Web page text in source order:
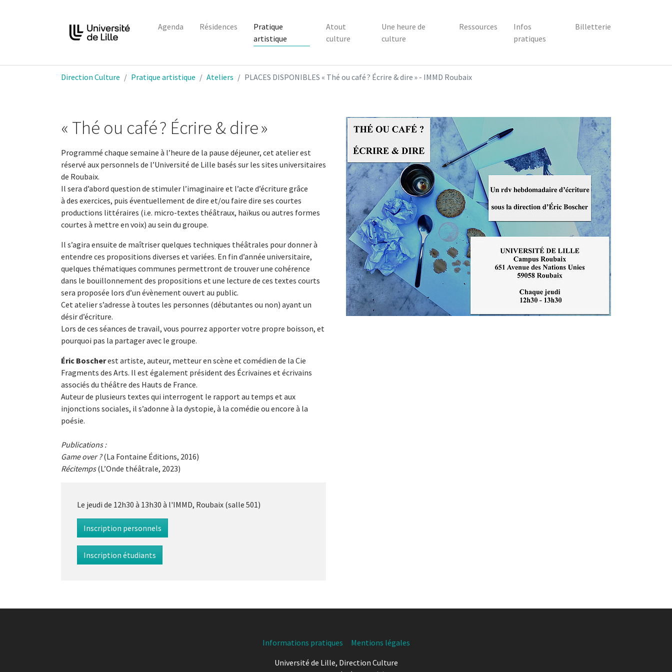
Agenda Résidences
Pratique
artistique
Atout
culture
Une heure de
culture
Ressources
Infos
pratiques
Billetterie
Direction Culture Pratique artistique Ateliers PLACES DISPONIBLES « Thé ou café ? Écrire & dire » - IMMD Roubaix
« Thé ou café ? Écrire & dire »
Programmé chaque semaine à l’heure de la pause déjeuner, cet atelier est
réservé aux personnels de l’Université de Lille basés sur les sites universitaires
de Roubaix.
Il sera d’abord question de stimuler l’imaginaire et l’acte d’écriture grâce
à des exercices, puis éventuellement de dire et/ou faire dire ses courtes
productions littéraires (i.e. micro-textes théâtraux, haïkus ou autres formes
courtes à mettre en voix) au sein du groupe.
Il s’agira ensuite de maîtriser quelques techniques théâtrales pour donner à
entendre ces propositions diverses et variées. En fin d’année universitaire,
quelques thématiques communes permettront de trouver une cohérence
dans le bouillonnement des propositions et une lecture de ces textes courts
sera proposée lors d’un évènement ouvert au public.
Cet atelier s’adresse à toutes les personnes (débutantes ou non) ayant un
désir d’écriture.
Lors de ces séances de travail, vous pourrez apporter votre propre boisson, et
pourquoi pas la partager avec le groupe.
Éric Boscherest artiste, auteur, metteur en scène et comédien de la Cie
Fragments des Arts. Il est également président des Écrivaines et écrivains
associés du théâtre des Hauts de France.
Auteur de plusieurs textes qui interrogent le rapport au temps et aux
injonctions sociales, il s’adonne à la dystopie, à la comédie ou encore à la
poésie.
Publications :
Game over ?(La Fontaine Éditions, 2016)
Récitemps(L’Onde théâtrale, 2023)
Le jeudi de 12h30 à 13h30 à l'IMMD, Roubaix (salle 501)
Inscription personnels
Inscription étudiants
Informations pratiques
Mentions légales
Université de Lille, Direction Culture